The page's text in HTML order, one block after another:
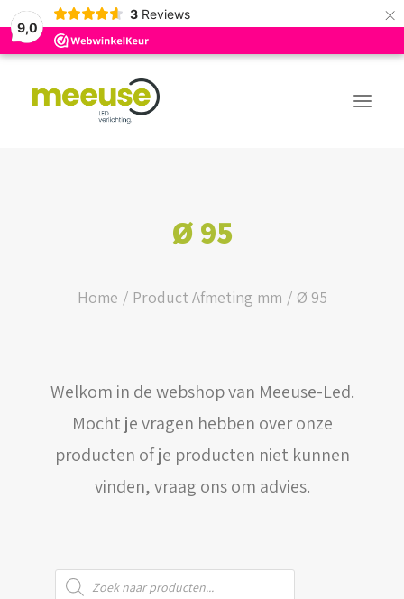
9,0
3 Reviews ×
BUDGET ASSORTIMENT
WEBSHOP
LOGIN / REGISTER
WINKELWAGEN
Ø 95
Home Product Afmeting mm Ø 95
Welkom in de webshop van Meeuse-Led.
Mocht je vragen hebben over onze
producten of je producten niet kunnen
vinden, vraag ons om advies.
Producten